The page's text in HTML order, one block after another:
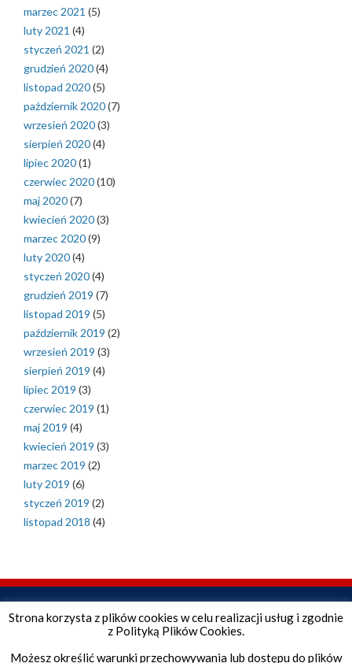
marzec 2021 (5)
luty 2021 (4)
styczeń 2021 (2)
grudzień 2020(4)
listopad 2020(5)
październik 2020(7)
wrzesień 2020(3)
sierpień 2020(4)
lipiec 2020(1)
czerwiec 2020(10)
maj 2020(7)
kwiecień 2020(3)
marzec 2020(9)
luty 2020(4)
styczeń 2020(4)
grudzień 2019 (7)
listopad 2019 (5)
październik 2019 (2)
wrzesień 2019 (3)
sierpień 2019 (4)
lipiec 2019 (3)
czerwiec 2019 (1)
maj 2019 (4)
kwiecień 2019 (3)
marzec 2019 (2)
luty 2019 (6)
styczeń 2019 (2)
listopad 2018 (4)
Strona korzysta z plików cookies w celu realizacji usług i zgodnie
z Polityką Plików Cookies.
Możesz określić warunki przechowywania lub dostępu do plików